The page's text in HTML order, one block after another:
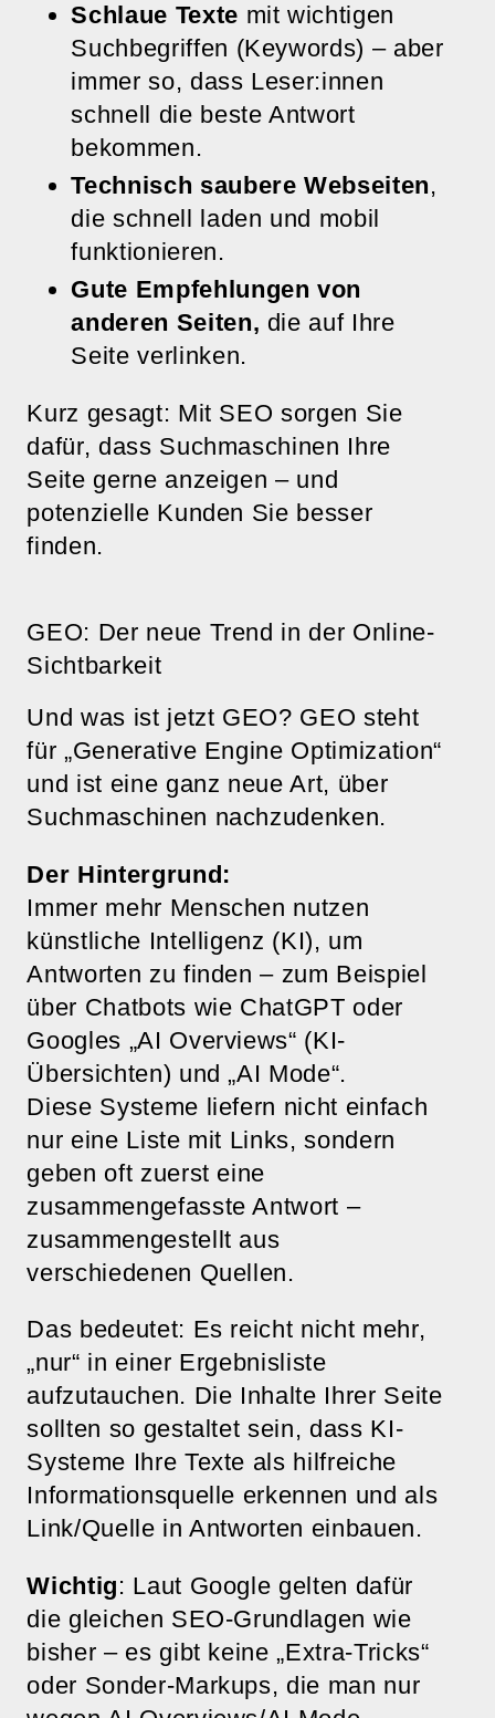
Schlaue Texte mit wichtigen
Suchbegriffen (Keywords) – aber
immer so, dass Leser:innen
schnell die beste Antwort
bekommen.
Technisch saubere Webseiten,
die schnell laden und mobil
funktionieren.
Gute Empfehlungen von
anderen Seiten, die auf Ihre
Seite verlinken.
Kurz gesagt: Mit SEO sorgen Sie
dafür, dass Suchmaschinen Ihre
Seite gerne anzeigen – und
potenzielle Kunden Sie besser
finden.
GEO: Der neue Trend in der Online-
Sichtbarkeit
Und was ist jetzt GEO? GEO steht
für „Generative Engine Optimization“
und ist eine ganz neue Art, über
Suchmaschinen nachzudenken.
Der Hintergrund:
Immer mehr Menschen nutzen
künstliche Intelligenz (KI), um
Antworten zu finden – zum Beispiel
über Chatbots wie ChatGPT oder
Googles „AI Overviews“ (KI-
Übersichten) und „AI Mode“.
Diese Systeme liefern nicht einfach
nur eine Liste mit Links, sondern
geben oft zuerst eine
zusammengefasste Antwort –
zusammengestellt aus
verschiedenen Quellen.
Das bedeutet: Es reicht nicht mehr,
„nur“ in einer Ergebnisliste
aufzutauchen. Die Inhalte Ihrer Seite
sollten so gestaltet sein, dass KI-
Systeme Ihre Texte als hilfreiche
Informationsquelle erkennen und als
Link/Quelle in Antworten einbauen.
Wichtig: Laut Google gelten dafür
die gleichen SEO-Grundlagen wie
bisher – es gibt keine „Extra-Tricks“
oder Sonder-Markups, die man nur